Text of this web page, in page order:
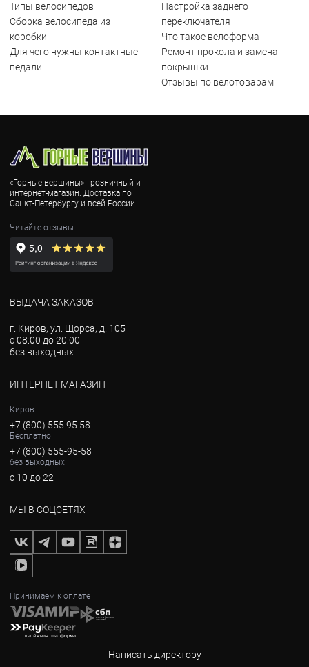
Типы велосипедов
Сборка велосипеда из
коробки
Для чего нужны контактные
педали
Настройка заднего
переключателя
Что такое велоформа
Ремонт прокола и замена
покрышки
Отзывы по велотоварам
«Горные вершины» - розничный и
интернет-магазин. Доставка по
Санкт-Петербургу и всей России.
Читайте отзывы
ВЫДАЧА ЗАКАЗОВ
г. Киров, ул. Щорса, д. 105
с 08:00 до 20:00
без выходных
ИНТЕРНЕТ МАГАЗИН
Киров
+7 (800) 555 95 58
Бесплатно
+7 (800) 555-95-58
без выходных
с 10 до 22
МЫ В СОЦСЕТЯХ
Принимаем к оплате
Написать директору